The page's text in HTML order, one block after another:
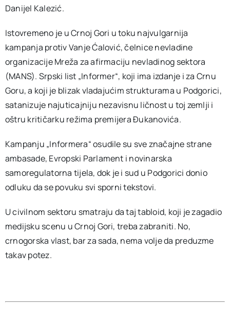
Danijel Kalezić.
Istovremeno je u Crnoj Gori u toku najvulgarnija
kampanja protiv Vanje Ćalović, čelnice nevladine
organizacije Mreža za afirmaciju nevladinog sektora
(MANS). Srpski list „Informer“, koji ima izdanje i za Crnu
Goru, a koji je blizak vladajućim strukturama u Podgorici,
satanizuje najuticajniju nezavisnu ličnost u toj zemlji i
oštru kritičarku režima premijera Đukanovića.
Kampanju „Informera“ osudile su sve značajne strane
ambasade, Evropski Parlament i novinarska
samoregulatorna tijela, dok je i sud u Podgorici donio
odluku da se povuku svi sporni tekstovi.
U civilnom sektoru smatraju da taj tabloid, koji je zagadio
medijsku scenu u Crnoj Gori, treba zabraniti. No,
crnogorska vlast, bar za sada, nema volje da preduzme
takav potez.